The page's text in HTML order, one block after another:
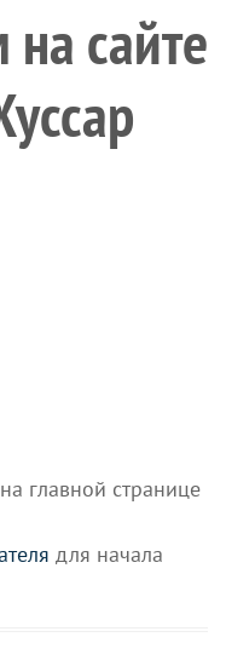
сайте
главной странице
для начала